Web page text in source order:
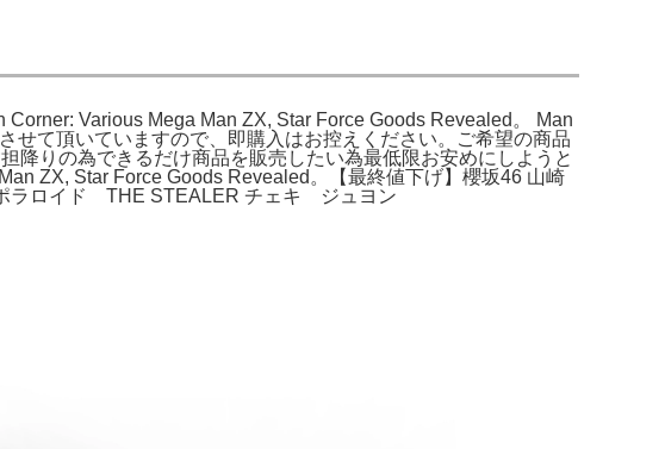
Various Mega Man ZX, Star Force Goods Revealed。 Man
せて頂いていますので、即購入はお控えください。ご希望の商品
降りの為できるだけ商品を販売したい為最低限お安めにしようと
ZX, Star Force Goods Revealed。【最終値下げ】櫻坂46 山崎
ラロイド THE STEALER チェキ ジュヨン